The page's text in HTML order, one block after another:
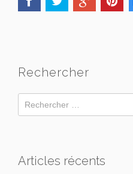
Rechercher
Articles récents